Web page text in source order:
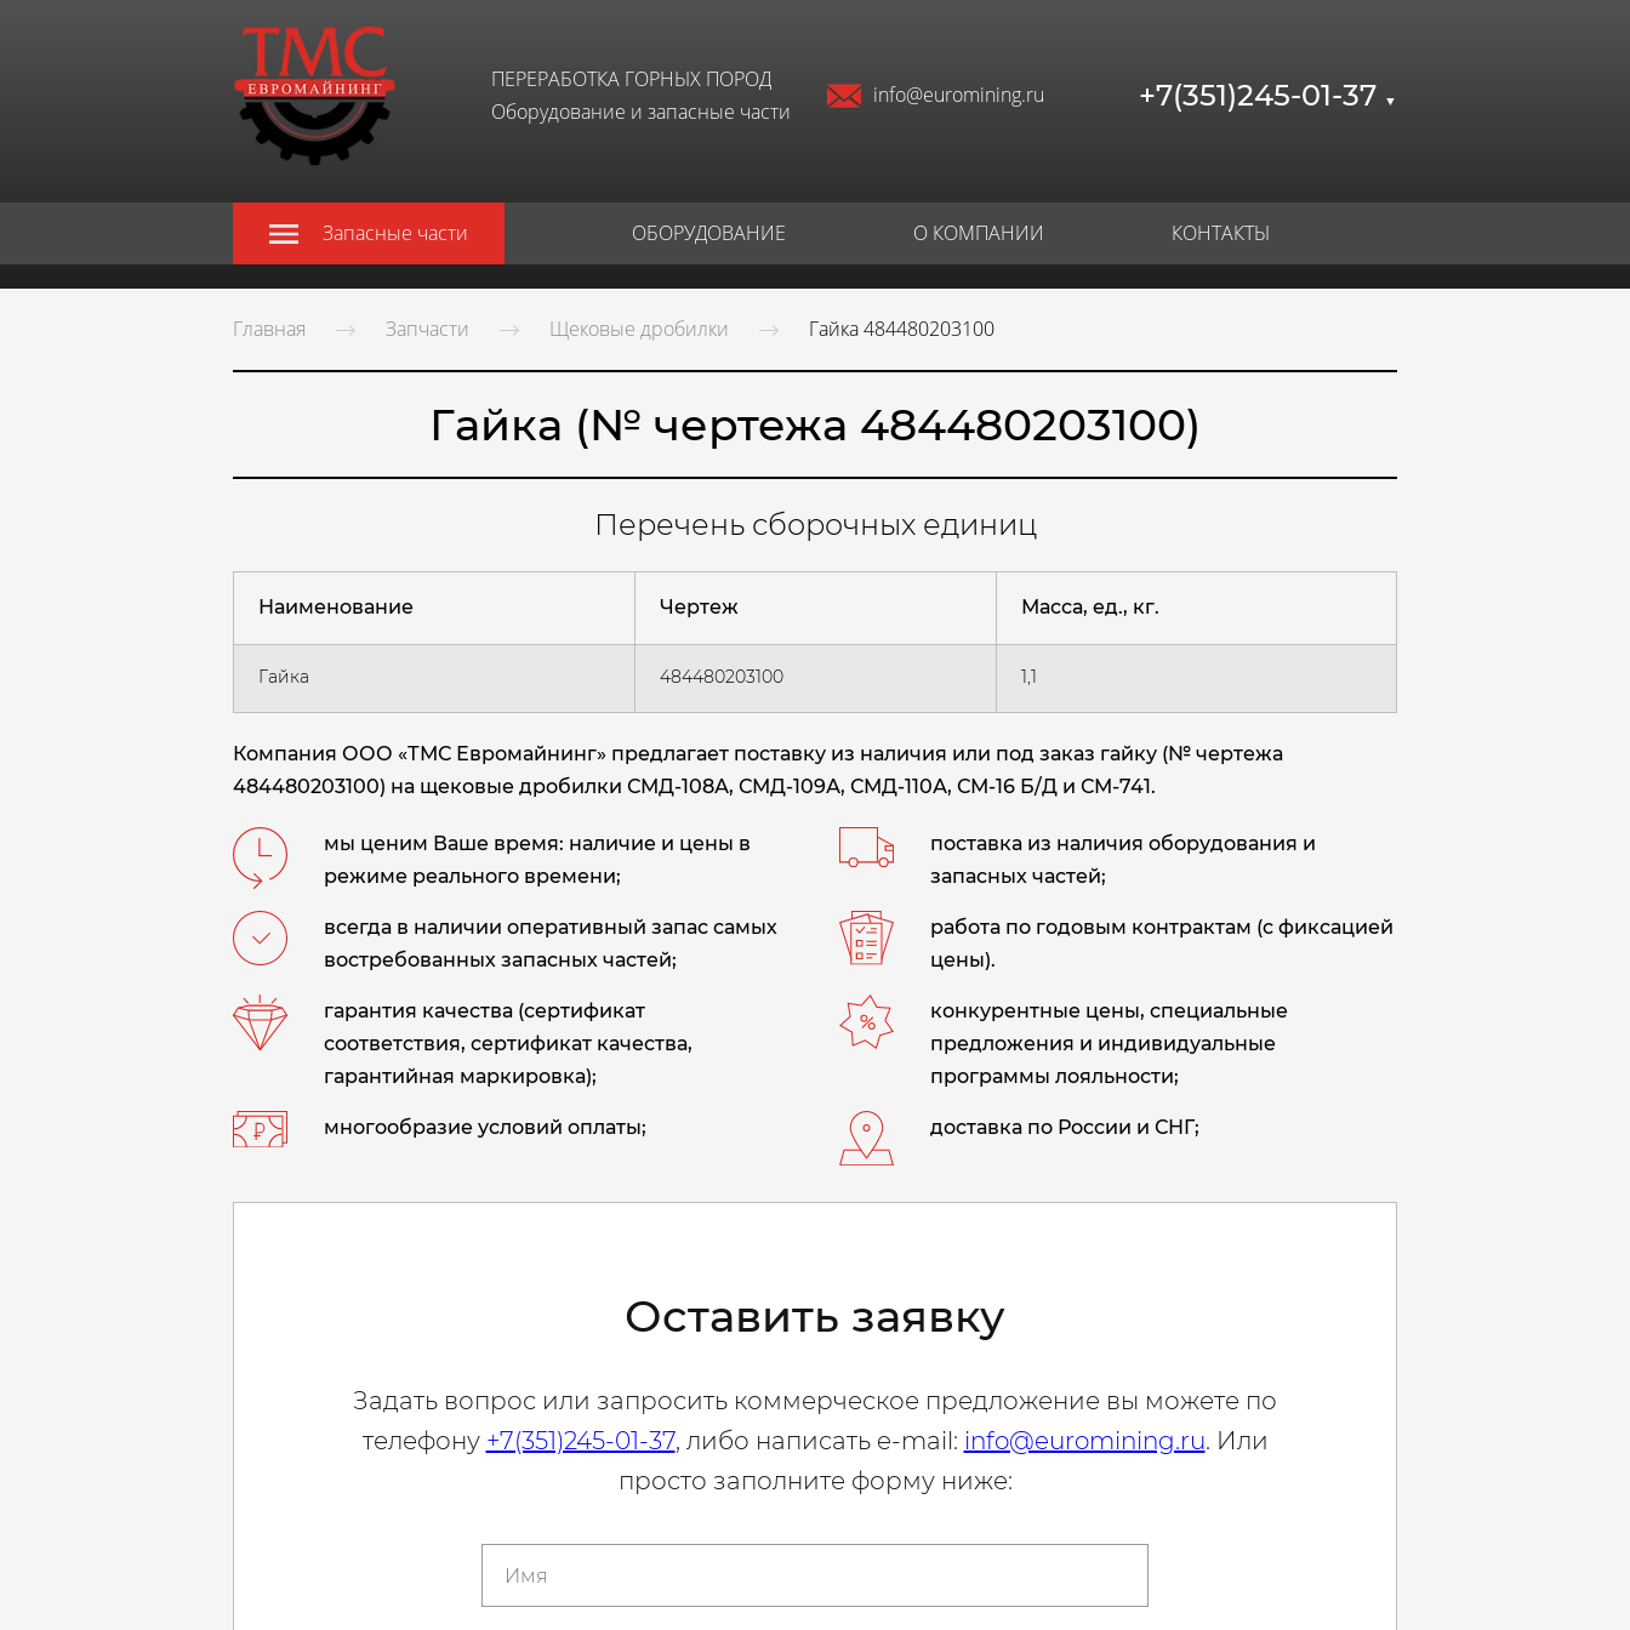
ПЕРЕРАБОТКА ГОРНЫХ ПОРОД
Оборудование и запасные части
info@euromining.ru +7(351)245-01-37 ▼
Запасные части ОБОРУДОВАНИЕ О КОМПАНИИ КОНТАКТЫ
Главная Запчасти Щековые дробилки Гайка 484480203100
Гайка (№ чертежа 484480203100)
Перечень сборочных единиц
Наименование Чертеж Масса, ед., кг.
Гайка 484480203100 1,1
Компания ООО «ТМС Евромайнинг» предлагает поставку из наличия или под заказ гайку (№ чертежа
484480203100) на щековые дробилки СМД-108А, СМД-109А, СМД-110А, СМ-16 Б/Д и СМ-741.
мы ценим Ваше время: наличие и цены в
режиме реального времени;
поставка из наличия оборудования и
запасных частей;
всегда в наличии оперативный запас самых
востребованных запасных частей;
работа по годовым контрактам (с фиксацией
цены).
гарантия качества (сертификат
соответствия, сертификат качества,
гарантийная маркировка);
конкурентные цены, специальные
предложения и индивидуальные
программы лояльности;
многообразие условий оплаты; доставка по России и СНГ;
Оставить заявку
Задать вопрос или запросить коммерческое предложение вы можете по
телефону +7(351)245-01-37, либо написать e-mail: info@euromining.ru. Или
просто заполните форму ниже: